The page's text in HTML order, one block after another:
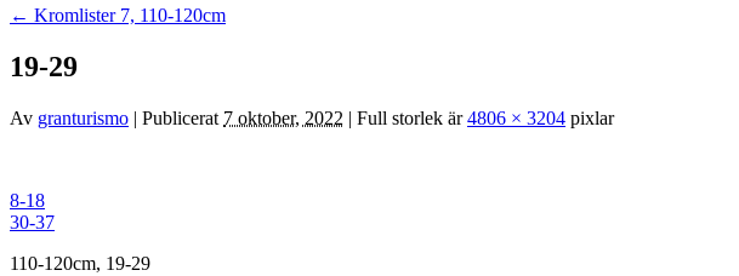
← Kromlister 7, 110-120cm
19-29
Av granturismo | Publicerat 7 oktober, 2022 | Full storlek är4806 × 3204 pixlar
8-18
30-37
110-120cm, 19-29